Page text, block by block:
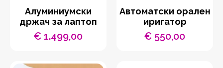
Aлуминиумски
држач за лаптоп
€ 1.499,00
Автоматски орален
иригатор
€ 550,00